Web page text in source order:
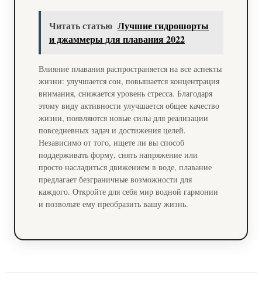
Читать статью Лучшие гидрошорты
и джаммеры для плавания 2022
Влияние плавания распространяется на все аспекты
жизни: улучшается сон, повышается концентрация
внимания, снижается уровень стресса. Благодаря
этому виду активности улучшается общее качество
жизни, появляются новые силы для реализации
повседневных задач и достижения целей.
Независимо от того, ищете ли вы способ
поддерживать форму, снять напряжение или
просто насладиться движением в воде, плавание
предлагает безграничные возможности для
каждого. Откройте для себя мир водной гармонии
и позвольте ему преобразить вашу жизнь.